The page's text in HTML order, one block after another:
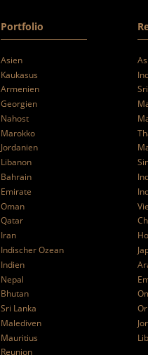
Portfolio
Asien
Kaukasus
Armenien
Georgien
Nahost
Marokko
Jordanien
Libanon
Bahrain
Emirate
Oman
Qatar
Iran
Indischer Ozean
Indien
Nepal
Bhutan
Sri Lanka
Malediven
Mauritius
Reunion